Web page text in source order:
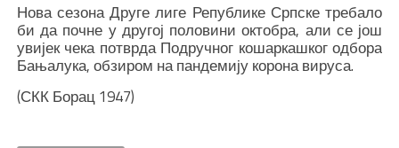
Нова сезона Друге лиге Републике Српске требало
би да почне у другој половини октобра, али се још
увијек чека потврда Подручног кошаркашког одбора
Бањалука, обзиром на пандемију корона вируса.
(СКК Борац 1947)